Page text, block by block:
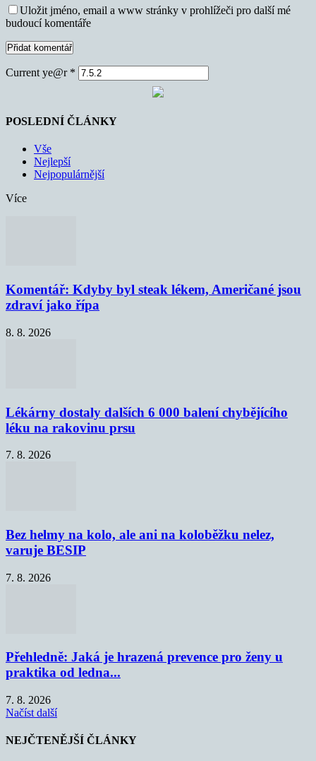
Uložit jméno, email a www stránky v prohlížeči pro další mé
budoucí komentáře
Current ye@r *
POSLEDNÍ ČLÁNKY
Vše
Nejlepší
Nejpopulárnější
Více
Komentář: Kdyby byl steak lékem, Američané jsou
zdraví jako řípa
8. 8. 2026
Lékárny dostaly dalších 6 000 balení chybějícího
léku na rakovinu prsu
7. 8. 2026
Bez helmy na kolo, ale ani na koloběžku nelez,
varuje BESIP
7. 8. 2026
Přehledně: Jaká je hrazená prevence pro ženy u
praktika od ledna...
7. 8. 2026
Načíst další
NEJČTENĚJŠÍ ČLÁNKY